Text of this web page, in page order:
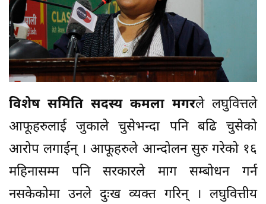
विशेष समिति सदस्य कमला मगरले लघुवित्तले
आफूहरुलाई जुकाले चुसेभन्दा पनि बढि चुसेको
आरोप लगाईन् । आफूहरुले आन्दोलन सुरु गरेको १६
महिनासम्म पनि सरकारले माग सम्बोधन गर्न
नसकेकोमा उनले दुःख व्यक्त गरिन् । लघुवित्तीय